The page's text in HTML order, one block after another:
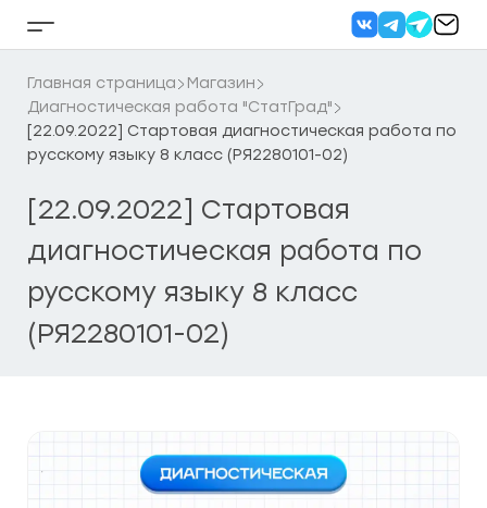
Кнопка
бокового
меню
Главная страница
Магазин
Диагностическая работа "СтатГрад"
[22.09.2022] Стартовая диагностическая работа по
русскому языку 8 класс (РЯ2280101-02)
[22.09.2022] Стартовая
диагностическая работа по
русскому языку 8 класс
(РЯ2280101-02)